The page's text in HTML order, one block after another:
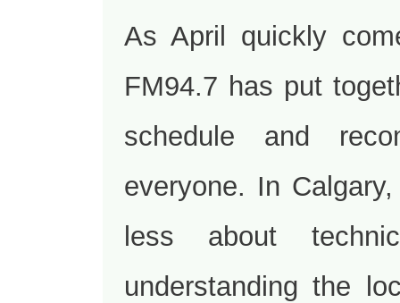
As April quickly
FM94.7 has put
schedule and
everyone. In
less about
understanding the